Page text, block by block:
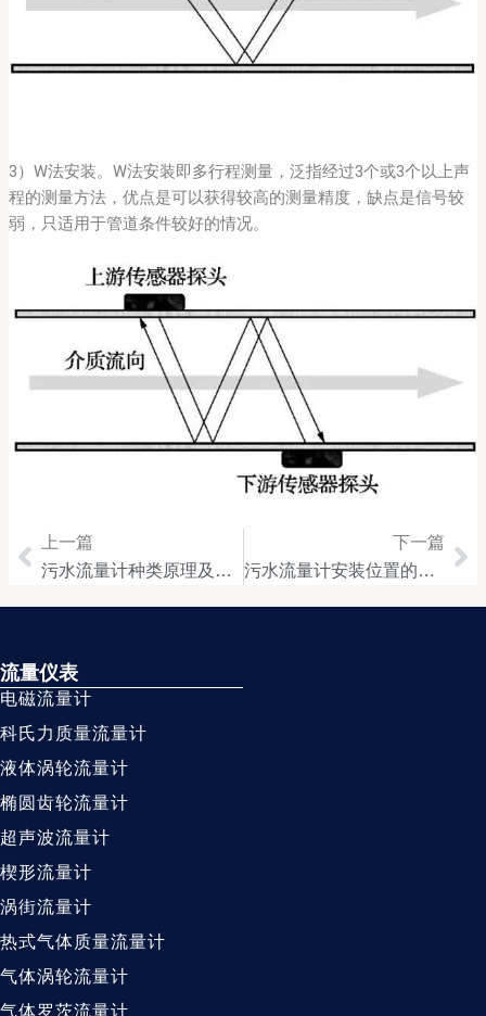
3）W法安装。W法安装即多行程测量，泛指经过3个或3个以上声
程的测量方法，优点是可以获得较高的测量精度，缺点是信号较
弱，只适用于管道条件较好的情况。
Prev
上一篇
污水流量计种类原理及优缺点
下一篇
污水流量计安装位置的选择
流量仪表
电磁流量计
科氏力质量流量计
液体涡轮流量计
椭圆齿轮流量计
超声波流量计
楔形流量计
涡街流量计
热式气体质量流量计
气体涡轮流量计
气体罗茨流量计